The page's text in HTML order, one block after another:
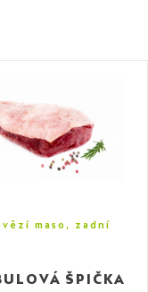
maso, zadní
ŠPIČKA